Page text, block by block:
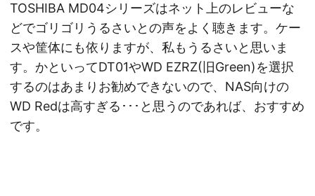
TOSHIBA MD04シリーズはネット上のレビューな
どでゴリゴリうるさいとの声をよく聴きます。ケー
スや筐体にも依りますが、私もうるさいと思いま
す。かといってDT01やWD EZRZ(旧Green)を選択
するのはあまりお勧めできないので、NAS向けの
WD Redは高すぎる･･･と思うのであれば、おすすめ
です。